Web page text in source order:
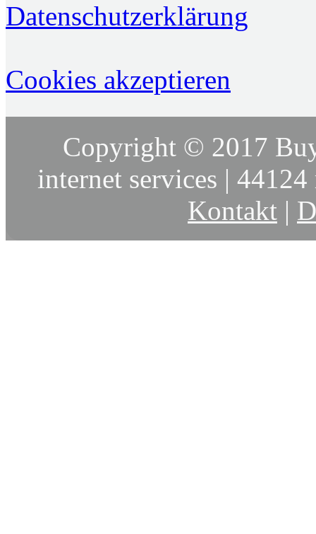
Datenschutzerklärung
Cookies akzeptieren
Copyright © 2017
internet services |
Kontakt |